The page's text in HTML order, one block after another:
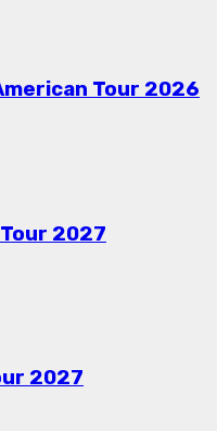
Tour 2026
2027
2027